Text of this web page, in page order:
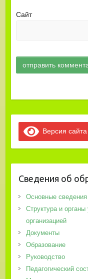
Сайт
Версия
Сведения об
Основные сведения
Структура и
организацией
Документы
Образование
Руководство
Педагогический